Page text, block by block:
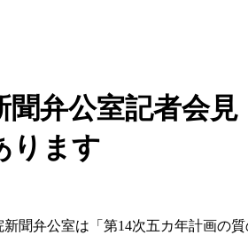
聞弁公室記者会
ります
新聞弁公室は「第14次五カ年計画の